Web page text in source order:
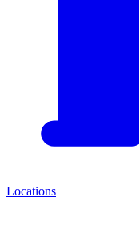
Locations